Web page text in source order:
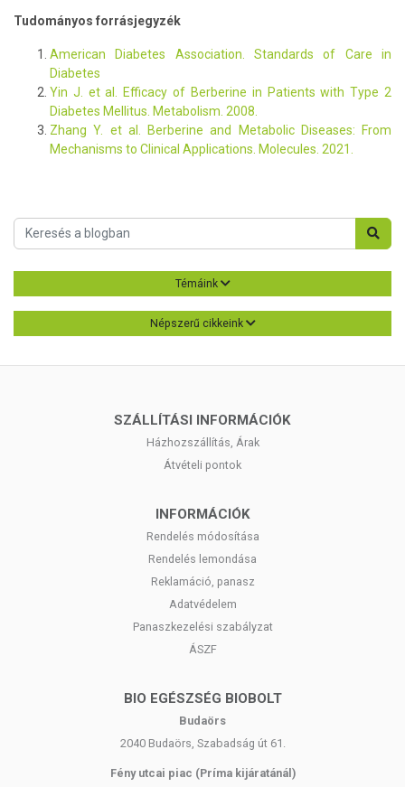
Tudományos forrásjegyzék
American Diabetes Association. Standards of Care in
Diabetes
Yin J. et al. Efficacy of Berberine in Patients with Type 2
Diabetes Mellitus. Metabolism. 2008.
Zhang Y. et al. Berberine and Metabolic Diseases: From
Mechanisms to Clinical Applications. Molecules. 2021.
Témáink
Népszerű cikkeink
SZÁLLÍTÁSI INFORMÁCIÓK
Házhozszállítás, Árak
Átvételi pontok
INFORMÁCIÓK
Rendelés módosítása
Rendelés lemondása
Reklamáció, panasz
Adatvédelem
Panaszkezelési szabályzat
ÁSZF
BIO EGÉSZSÉG BIOBOLT
Budaörs
2040 Budaörs, Szabadság út 61.
Fény utcai piac (Príma kijáratánál)